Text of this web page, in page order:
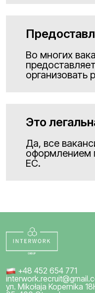
Во многих
организовать
Это
Да, все
оформлением
ЕС.
+48 452 654 771
ул. Mikołaja Kopernika